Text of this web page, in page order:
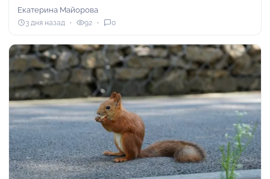
Екатерина Майорова
3 дня назад 92 0